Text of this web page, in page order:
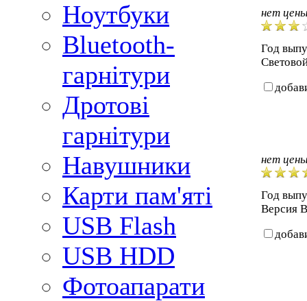
Ноутбуки
Bluetooth-
гарнітури
Дротові
гарнітури
Навушники
Карти пам'яті
USB Flash
USB HDD
Фотоапарати
нет
Год
нет
Год
Версия